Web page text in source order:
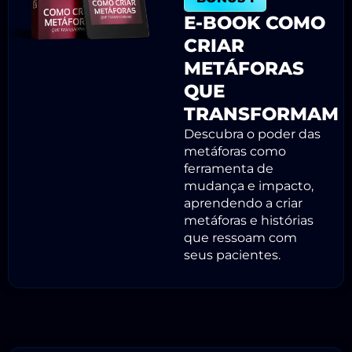
E-BOOK COMO
CRIAR
METÁFORAS
QUE
TRANSFORMAM
Descubra o poder das
metáforas como
ferramenta de
mudança e impacto,
aprendendo a criar
metáforas e histórias
que ressoam com
seus pacientes.